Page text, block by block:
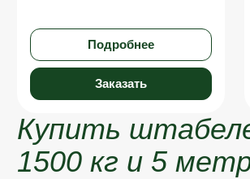
Подробнее
Заказать
Купить
1500 кг и 5